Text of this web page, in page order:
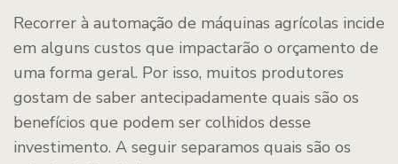
Recorrer à automação de máquinas agrícolas incide
em alguns custos que impactarão o orçamento de
uma forma geral. Por isso, muitos produtores
gostam de saber antecipadamente quais são os
benefícios que podem ser colhidos desse
investimento. A seguir separamos quais são os